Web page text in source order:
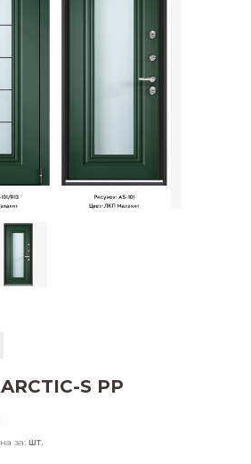
S PP
за: шт.